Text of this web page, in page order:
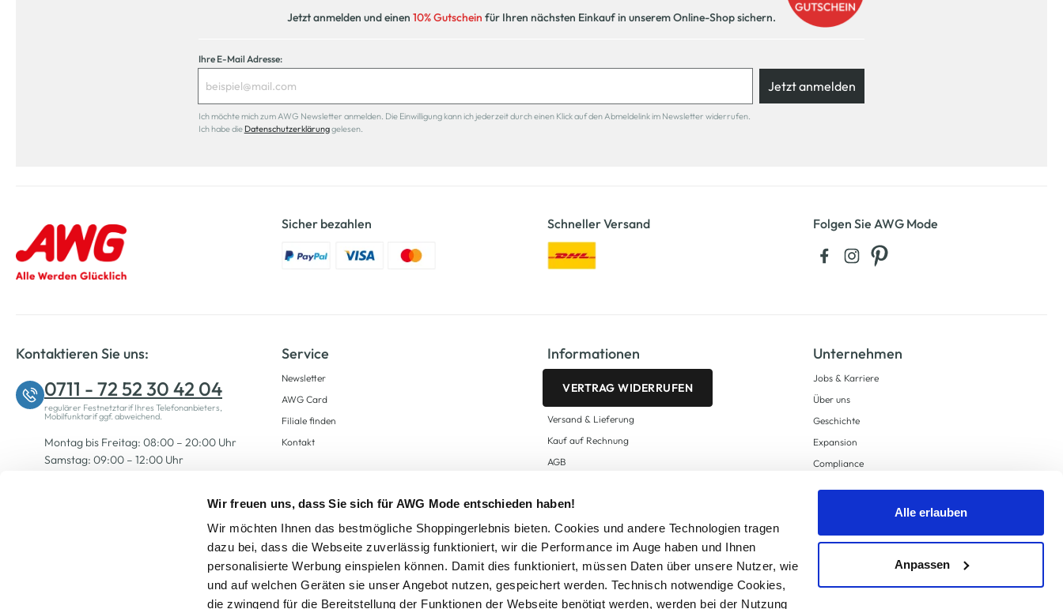
Wir freuen uns, dass Sie sich für AWG Mode entschieden haben!
Wir möchten Ihnen das bestmögliche Shoppingerlebnis bieten. Cookies und andere Technologien tragen
dazu bei, dass die Webseite zuverlässig funktioniert, wir die Performance im Auge haben und Ihnen
personalisierte Werbung einspielen können. Damit dies funktioniert, müssen Daten über unsere Nutzer, wie
und auf welchen Geräten sie unser Angebot nutzen, gespeichert werden. Technisch notwendige Cookies,
die zwingend für die Bereitstellung der Funktionen der Webseite benötigt werden, werden bei der Nutzung
Alle erlauben
Anpassen
Jetzt anmelden und einen 10% Gutschein für Ihren nächsten Einkauf in unserem Online-Shop sichern.
Ihre E-Mail Adresse:
Jetzt anmelden
Ich möchte mich zum AWG Newsletter anmelden. Die Einwilligung kann ich jederzeit durch einen Klick auf den Abmeldelink im Newsletter widerrufen.
Ich habe die Datenschutzerklärunggelesen.
Sicher bezahlen Schneller Versand Folgen Sie AWG Mode
Kontaktieren Sie uns:
0711 - 72 52 30 42 04
regulärer Festnetztarif Ihres Telefonanbieters,
Mobilfunktarif ggf. abweichend.
Montag bis Freitag: 08:00 – 20:00 Uhr
Samstag: 09:00 – 12:00 Uhr
Service
Newsletter
AWG Card
Filiale finden
Kontakt
Informationen
VERTRAG WIDERRUFEN
Versand & Lieferung
Kauf auf Rechnung
AGB
Zahlungsarten
Datenschutz
AWG CARD Teilnahmebedingungen
Unternehmen
Jobs & Karriere
Über uns
Geschichte
Expansion
Compliance
Supply Chain Due Diligence